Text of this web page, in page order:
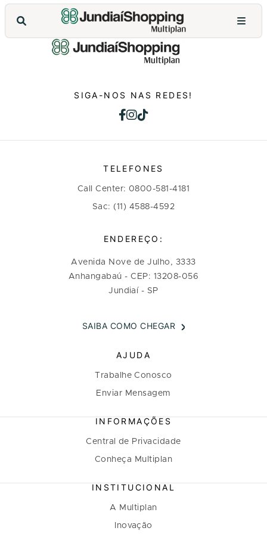
SIGA-NOS NAS REDES!
TELEFONES
Call Center: 0800-581-4181
Sac: (11) 4588-4592
ENDEREÇO:
Avenida Nove de Julho, 3333
Anhangabaú - CEP: 13208-056
Jundiaí - SP
SAIBA COMO CHEGAR
AJUDA
Trabalhe Conosco
Enviar Mensagem
INFORMAÇÕES
Central de Privacidade
Conheça Multiplan
INSTITUCIONAL
A Multiplan
Inovação